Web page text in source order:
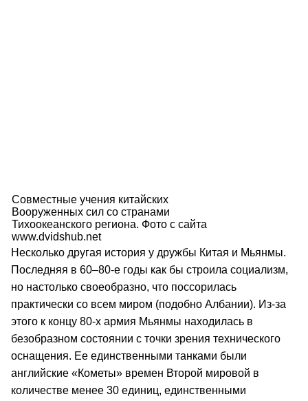
Совместные учения китайских
Вооруженных сил со странами
Тихоокеанского региона. Фото с сайта
www.dvidshub.net
Несколько другая история у дружбы Китая и Мьянмы.
Последняя в 60–80-е годы как бы строила социализм,
но настолько своеобразно, что поссорилась
практически со всем миром (подобно Албании). Из-за
этого к концу 80-х армия Мьянмы находилась в
безобразном состоянии с точки зрения технического
оснащения. Ее единственными танками были
английские «Кометы» времен Второй мировой в
количестве менее 30 единиц, единственными